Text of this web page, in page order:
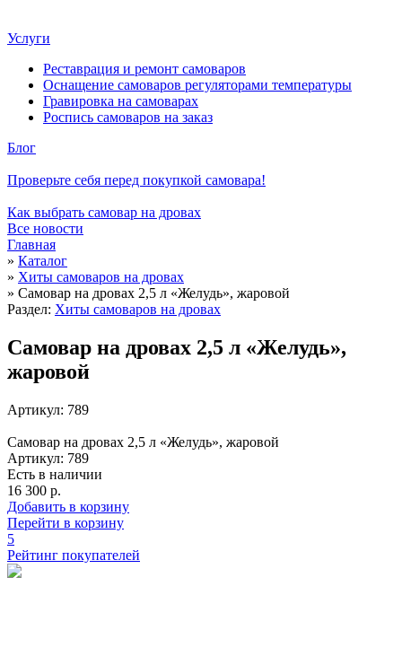
Услуги
Реставрация и ремонт самоваров
Оснащение самоваров регуляторами температуры
Гравировка на самоварах
Роспись самоваров на заказ
Блог
Проверьте себя перед покупкой самовара!
Как выбрать самовар на дровах
Все новости
Главная
» Каталог
» Хиты самоваров на дровах
» Самовар на дровах 2,5 л «Желудь», жаровой
Раздел: Хиты самоваров на дровах
Самовар на дровах 2,5 л «Желудь»,
жаровой
Артикул: 789
Самовар на дровах 2,5 л «Желудь», жаровой
Артикул: 789
Есть в наличии
16 300 р.
Добавить в корзину
Перейти в корзину
5
Рейтинг покупателей